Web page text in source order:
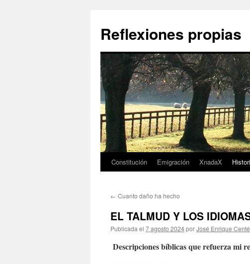
contenido
Reflexiones propias
Constitución Emigración XnadaX
← Cuanto daño ha hecho
EL TALMUD Y LOS
Publicada el 7 agosto 2024porJosé Enrique
Descripciones bíblicas que refuerza mi